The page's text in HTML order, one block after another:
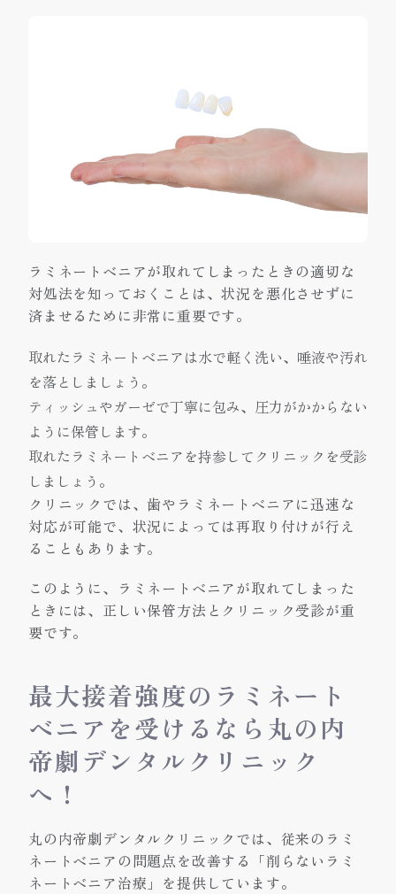
ラミネートベニアが取れてしまったときの適切な
対処法を知っておくことは、状況を悪化させずに
済ませるために非常に重要です。
取れたラミネートベニアは水で軽く洗い、唾液や汚れ
を落としましょう。
ティッシュやガーゼで丁寧に包み、圧力がかからない
ように保管します。
取れたラミネートベニアを持参してクリニックを受診
しましょう。
クリニックでは、歯やラミネートベニアに迅速な
対応が可能で、状況によっては再取り付けが行え
ることもあります。
このように、ラミネートベニアが取れてしまった
ときには、正しい保管方法とクリニック受診が重
要です。
最大接着強度のラミネート
ベニアを受けるなら丸の内
帝劇デンタルクリニック
へ！
丸の内帝劇デンタルクリニックでは、従来のラミ
ネートベニアの問題点を改善する「削らないラミ
ネートベニア治療」を提供しています。